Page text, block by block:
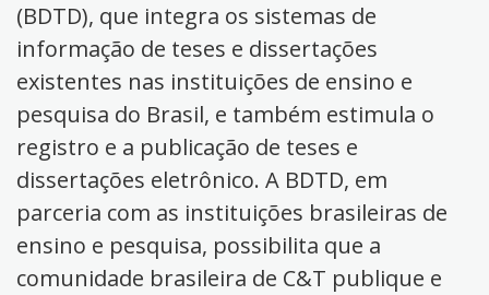
(BDTD), que integra os sistemas de
informação de teses e dissertações
existentes nas instituições de ensino e
pesquisa do Brasil, e também estimula o
registro e a publicação de teses e
dissertações eletrônico. A BDTD, em
parceria com as instituições brasileiras de
ensino e pesquisa, possibilita que a
comunidade brasileira de C&T publique e